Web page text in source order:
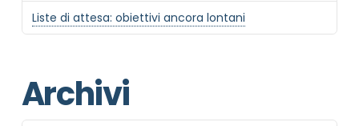
Liste di attesa: obiettivi ancora lontani
Archivi